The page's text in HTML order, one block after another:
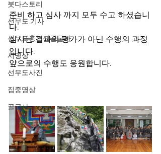
붓다스토리
선무도 기사
선무도총본산골굴사
시명상
선무도사진
집중명상
골굴사
준비 하고 심사 까지 모두 수고 하셨습니
다.
심사는 결과의 평가가 아닌 수행의 과정
입니다.
앞으로의 수행도 응원합니다.